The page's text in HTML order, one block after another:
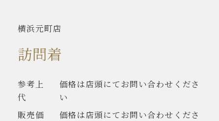
横浜元町店
訪問着
参考上
代
価格は店頭にてお問い合わせくださ
い
販売価
価格は店頭にてお問い合わせくださ